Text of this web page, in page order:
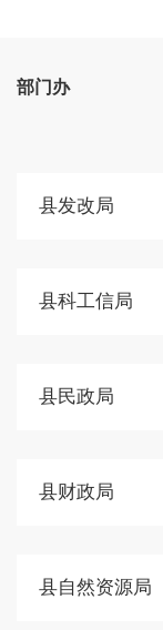
部门办
县发改局
县科工信局
县民政局
县财政局
县自然资源局